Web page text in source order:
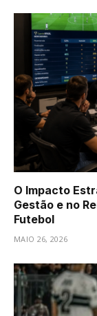
O Impacto
Gestão e no
Futebol
MAIO 26, 2026